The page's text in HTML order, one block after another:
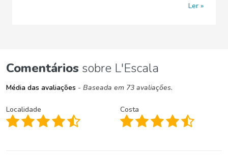
Ler
Comentários sobre L'Escala
Média das avaliações - Baseada em 73 avaliações.
Localidade Costa